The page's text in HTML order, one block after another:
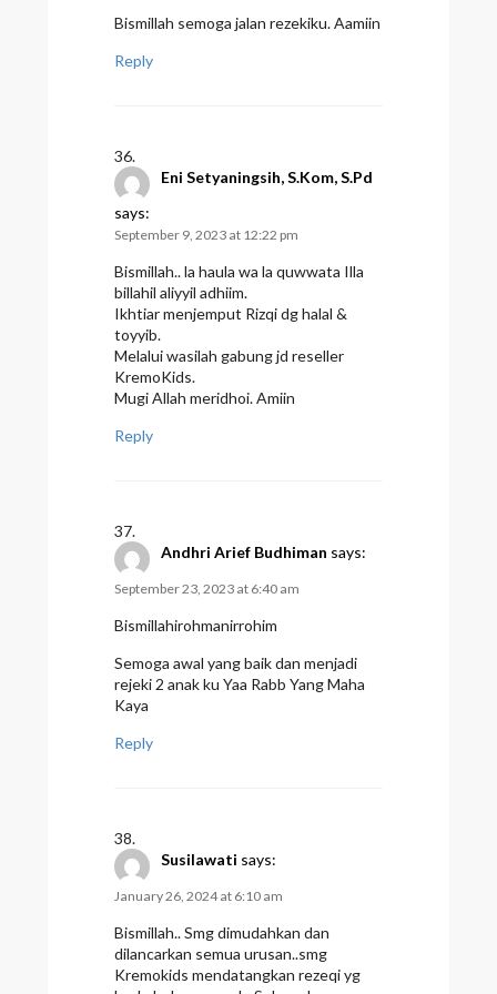
Bismillah semoga jalan rezekiku. Aamiin
Reply
Eni Setyaningsih, S.Kom, S.Pd
says:
September 9, 2023 at 12:22 pm
Bismillah.. la haula wa la quwwata Illa
billahil aliyyil adhiim.
Ikhtiar menjemput Rizqi dg halal &
toyyib.
Melalui wasilah gabung jd reseller
KremoKids.
Mugi Allah meridhoi. Amiin
Reply
Andhri Arief Budhiman says:
September 23, 2023 at 6:40 am
Bismillahirohmanirrohim
Semoga awal yang baik dan menjadi
rejeki 2 anak ku Yaa Rabb Yang Maha
Kaya
Reply
Susilawati says:
January 26, 2024 at 6:10 am
Bismillah.. Smg dimudahkan dan
dilancarkan semua urusan..smg
Kremokids mendatangkan rezeqi yg